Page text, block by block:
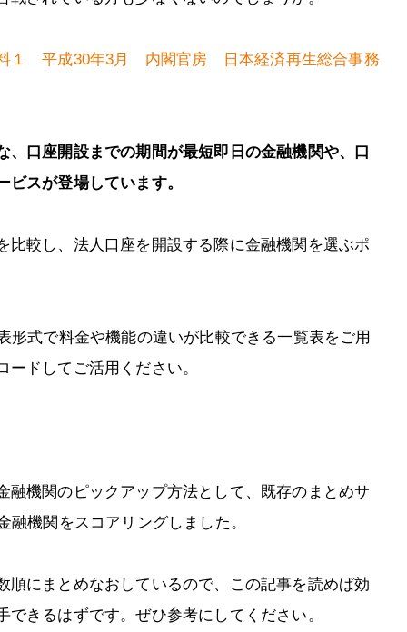
１ 平成30年3月 内閣官房 日本経済再生総合事務
口座開設までの期間が最短即日の金融機関や、口
スが登場しています。
比較し、法人口座を開設する際に金融機関を選ぶポ
形式で料金や機能の違いが比較できる一覧表をご用
ドしてご活用ください。
融機関のピックアップ方法として、既存のまとめサ
機関をスコアリングしました。
順にまとめなおしているので、この記事を読めば効
きるはずです。ぜひ参考にしてください。